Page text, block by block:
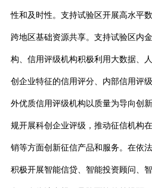
性和及时性。支持试验区开展高水平
跨地区基础资源共享。支持试验区内
构、信用评级机构积极利用大数据、
创企业特征的信用评分、内部信用评
外优质信用评级机构以质量为导向创
规开展科创企业评级，推动征信机构
销等方面创新征信产品和服务。在依
积极开展智能信贷、智能投资顾问、